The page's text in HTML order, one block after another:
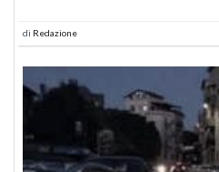
di Redazione